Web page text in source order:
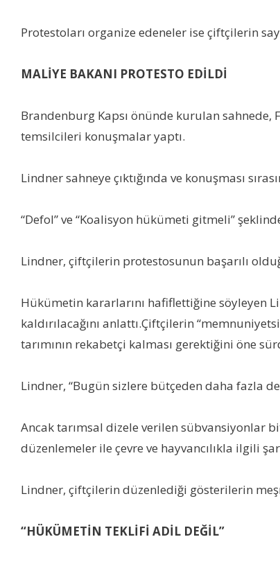
Protestoları organize edeneler ise çiftçilerin
MALİYE BAKANI PROTESTO EDİLDİ
Brandenburg Kapsı önünde kurulan sahnede,
temsilcileri konuşmalar yaptı.
Lindner sahneye çıktığında ve konuşması
“Defol” ve “Koalisyon hükümeti gitmeli”
Lindner, çiftçilerin protestosunun başarılı
Hükümetin kararlarını hafiflettiğine söyleyen
kaldırılacağını anlattı.Çiftçilerin
tarımının rekabetçi kalması gerektiğini öne
Lindner, “Bugün sizlere bütçeden daha fazla
Ancak tarımsal dizele verilen
düzenlemeler ile çevre ve hayvancılıkla ilgili
Lindner, çiftçilerin düzenlediği gösterilerin
“HÜKÜMETİN TEKLİFİ ADİL DEĞİL”